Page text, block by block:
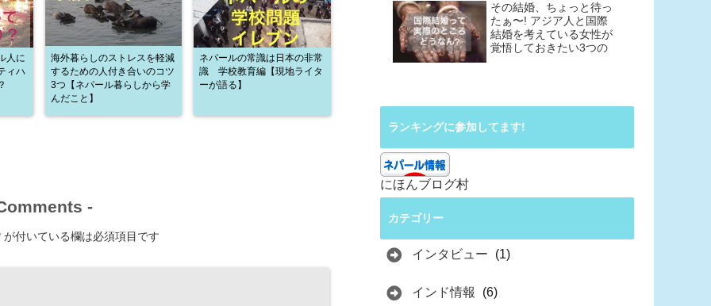
人に
ィハ
海外暮らしのストレスを軽減
するための人付き合いのコツ
3つ【ネパール暮らしから学
んだこと】
ネパールの常識は日本の非常
識 学校教育編【現地ライタ
ーが語る】
-
が付いている欄は必須項目です
その結婚、ちょっと待っ
たぁ〜! アジア人と国際
結婚を考えている女性が
覚悟しておきたい3つの
ランキングに参加してます!
にほんブログ村
カテゴリー
インタビュー (1)
インド情報 (6)